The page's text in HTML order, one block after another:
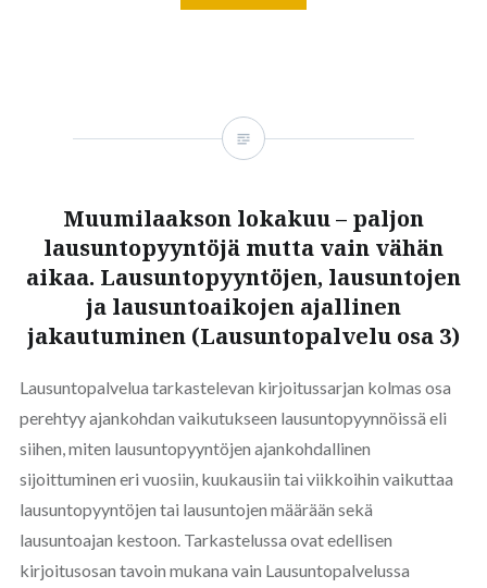
Muumilaakson lokakuu – paljon
lausuntopyyntöjä mutta vain vähän
aikaa. Lausuntopyyntöjen, lausuntojen
ja lausuntoaikojen ajallinen
jakautuminen (Lausuntopalvelu osa 3)
Lausuntopalvelua tarkastelevan kirjoitussarjan kolmas osa
perehtyy ajankohdan vaikutukseen lausuntopyynnöissä eli
siihen, miten lausuntopyyntöjen ajankohdallinen
sijoittuminen eri vuosiin, kuukausiin tai viikkoihin vaikuttaa
lausuntopyyntöjen tai lausuntojen määrään sekä
lausuntoajan kestoon. Tarkastelussa ovat edellisen
kirjoitusosan tavoin mukana vain Lausuntopalvelussa